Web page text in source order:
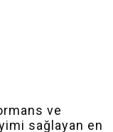
ve
sağlayan en